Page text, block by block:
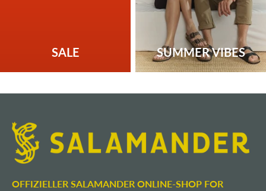
SALE SUMMER VIBES
OFFIZIELLER SALAMANDER ONLINE-SHOP FOR